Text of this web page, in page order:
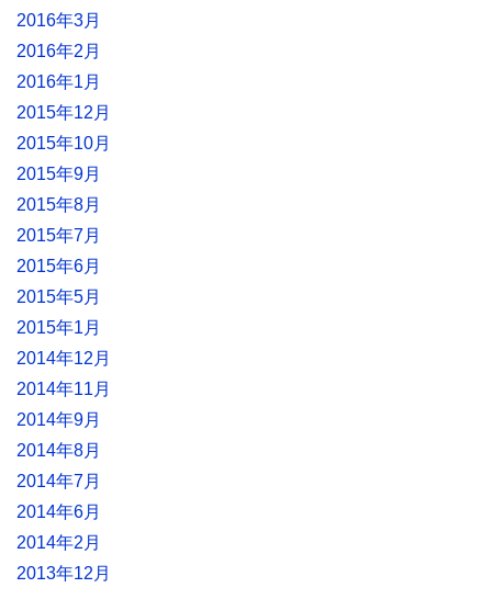
2016年3月
2016年2月
2016年1月
2015年12月
2015年10月
2015年9月
2015年8月
2015年7月
2015年6月
2015年5月
2015年1月
2014年12月
2014年11月
2014年9月
2014年8月
2014年7月
2014年6月
2014年2月
2013年12月